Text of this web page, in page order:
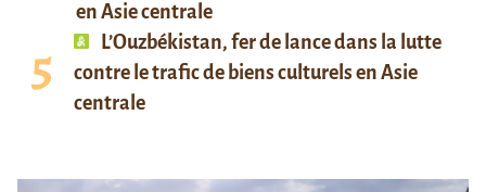
en Asie centrale
L’Ouzbékistan, fer de lance dans la lutte
contre le trafic de biens culturels en Asie
centrale